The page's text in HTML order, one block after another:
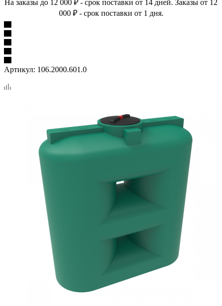
На заказы до 12 000 ₽ - срок поставки от 14 дней. Заказы от 12
000 ₽ - срок поставки от 1 дня.
Артикул: 106.2000.601.0